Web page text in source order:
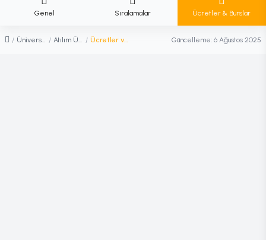
Genel Sıralamalar Ücretler & Burslar
/ Üniversiteler / Atılım Üniversitesi / Ücretler ve Burslar Güncelleme: 6 Ağustos 2025